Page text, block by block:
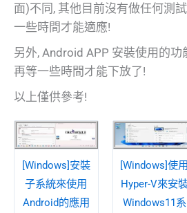
面)不同, 其他目前沒有做任何測
一些時間才能適應!
另外, Android APP 安裝使用的功
再等一些時間才能下放了!
以上僅供參考!
[Windows]安裝
子系統來使用
Android的應用
[Windows]使用
Hyper-V來安
Windows11系